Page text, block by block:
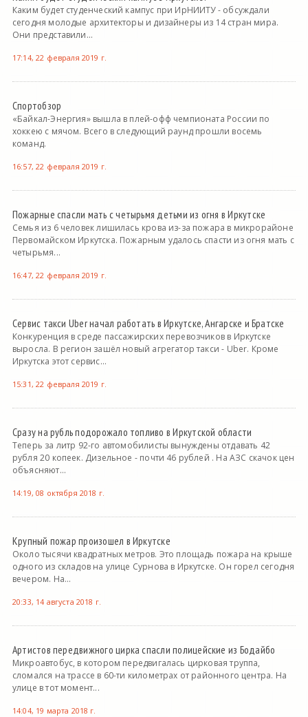
Каким будет студенческий кампус при ИрНИИТУ - обсуждали
сегодня молодые архитекторы и дизайнеры из 14 стран мира.
Они представили...
17:14, 22 февраля 2019 г.
Спортобзор
«Байкал-Энергия» вышла в плей-офф чемпионата России по
хоккею с мячом. Всего в следующий раунд прошли восемь
команд.
16:57, 22 февраля 2019 г.
Пожарные спасли мать с четырьмя детьми из огня в Иркутске
Семья из 6 человек лишилась крова из-за пожара в микрорайоне
Первомайском Иркутска. Пожарным удалось спасти из огня мать с
четырьмя...
16:47, 22 февраля 2019 г.
Сервис такси Uber начал работать в Иркутске, Ангарске и Братске
Конкуренция в среде пассажирских перевозчиков в Иркутске
выросла. В регион зашёл новый агрегатор такси - Uber. Кроме
Иркутска этот сервис...
15:31, 22 февраля 2019 г.
Сразу на рубль подорожало топливо в Иркутской области
Теперь за литр 92-го автомобилисты вынуждены отдавать 42
рубля 20 копеек. Дизельное - почти 46 рублей . На АЗС скачок цен
объясняют...
14:19, 08 октября 2018 г.
Крупный пожар произошел в Иркутске
Около тысячи квадратных метров. Это площадь пожара на крыше
одного из складов на улице Сурнова в Иркутске. Он горел сегодня
вечером. На...
20:33, 14 августа 2018 г.
Артистов передвижного цирка спасли полицейские из Бодайбо
Микроавтобус, в котором передвигалась цирковая труппа,
сломался на трассе в 60-ти километрах от районного центра. На
улице в тот момент...
14:04, 19 марта 2018 г.